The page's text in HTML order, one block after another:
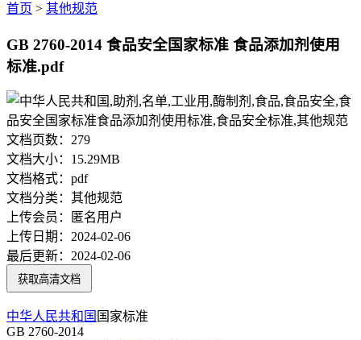
首页 > 其他规范
GB 2760-2014 食品安全国家标准 食品添加剂使用
标准.pdf
文档页数： 279
文档大小： 15.29MB
文档格式： pdf
文档分类： 其他规范
上传会员：
匿名用户
上传日期： 2024-02-06
最后更新： 2024-02-06
获取高清文档
中华人民共和国 国家标准
GB 2760-2014